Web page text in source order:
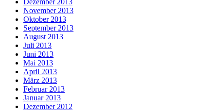
November 2013
Oktober 2013
September 2013
August 2013
Juli 2013
Juni 2013
Mai 2013
April 2013
März 2013
Februar 2013
Januar 2013
Dezember 2012